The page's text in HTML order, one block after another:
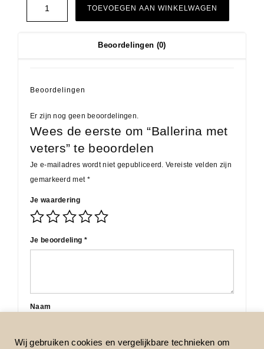
TOEVOEGEN AAN WINKELWAGEN
Beoordelingen (0)
Beoordelingen
Er zijn nog geen beoordelingen.
Wees de eerste om “Ballerina met
veters” te beoordelen
Je e-mailadres wordt niet gepubliceerd. Vereiste velden zijn
gemarkeerd met *
Je waardering
Je beoordeling *
Naam
Wij gebruiken cookies en vergelijkbare technieken om